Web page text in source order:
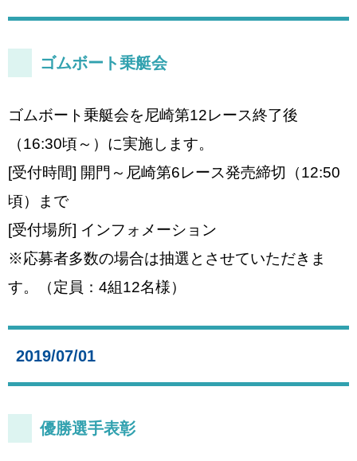
ゴムボート乗艇会
ゴムボート乗艇会を尼崎第12レース終了後
（16:30頃～）に実施します。
[受付時間] 開門～尼崎第6レース発売締切（12:50
頃）まで
[受付場所] インフォメーション
※応募者多数の場合は抽選とさせていただきま
す。（定員：4組12名様）
2019/07/01
優勝選手表彰